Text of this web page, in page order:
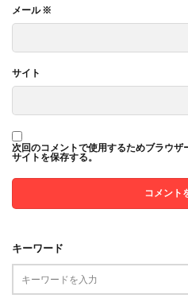
メール※
サイト
次回のコメントで使用するためブラウザ
サイトを保存する。
キーワード